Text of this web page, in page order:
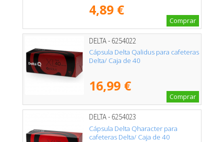
4,89 €
Comprar
DELTA - 6254022
Cápsula Delta Qalidus para cafeteras
Delta/ Caja de 40
16,99 €
Comprar
DELTA - 6254023
Cápsula Delta Qharacter para
cafeteras Delta/ Caja de 40